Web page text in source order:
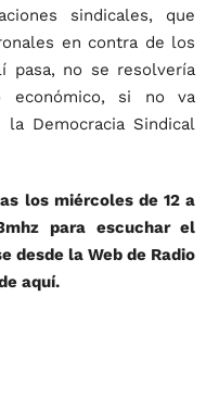
sindicales, que
en contra de los
pasa, no se resolvería
económico, si no va
Democracia Sindical
los miércoles de 12 a
para escuchar el
desde la Web de Radio
aquí.